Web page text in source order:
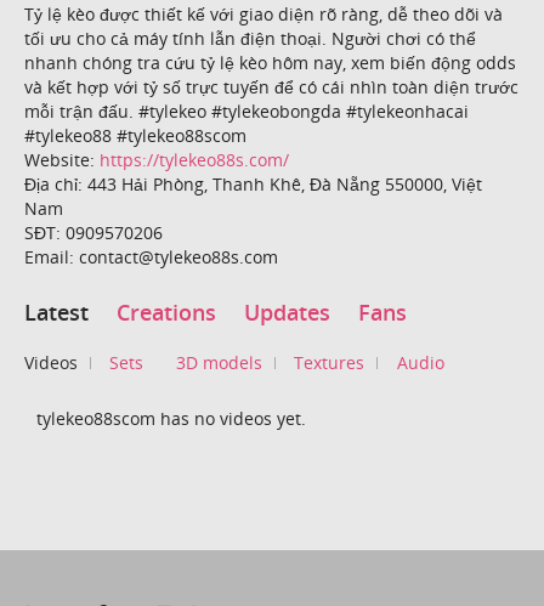
Tỷ lệ kèo được thiết kế với giao diện rõ ràng, dễ theo dõi và
tối ưu cho cả máy tính lẫn điện thoại. Người chơi có thể
nhanh chóng tra cứu tỷ lệ kèo hôm nay, xem biến động odds
và kết hợp với tỷ số trực tuyến để có cái nhìn toàn diện trước
mỗi trận đấu. #tylekeo #tylekeobongda #tylekeonhacai
#tylekeo88 #tylekeo88scom
Website: https://tylekeo88s.com/
Địa chỉ: 443 Hải Phòng, Thanh Khê, Đà Nẵng 550000, Việt
Nam
SĐT: 0909570206
Email: contact@tylekeo88s.com
Latest Creations Updates Fans
Videos Sets 3D models Textures Audio
tylekeo88scom has no videos yet.